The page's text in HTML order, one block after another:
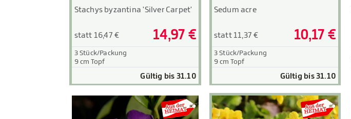
Stachys byzantina 'Silver Carpet'
statt 16,47 € 14,97 €
3 Stück/Packung
9 cm Topf
Gültig bis 31.10
Sedum acre
statt 11,37 € 10,17 €
3 Stück/Packung
9 cm Topf
Gültig bis 31.10